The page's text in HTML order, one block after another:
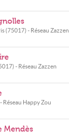
(75017) - Réseau Zazzen
) - Réseau Zazzen
Réseau Happy Zou
Mendès